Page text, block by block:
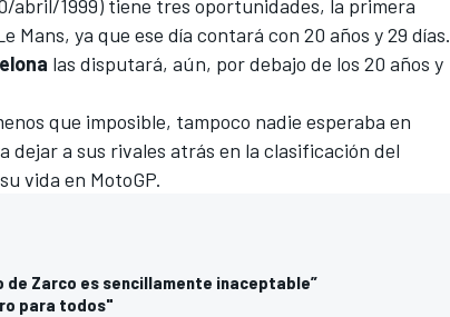
abril/1999) tiene tres oportunidades, la primera
Mans, ya que ese día contará con 20 años y 29 días.
las disputará, aún, por debajo de los 20 años y
que imposible, tampoco nadie esperaba en
dejar a sus rivales atrás en la clasificación del
vida en MotoGP.
de Zarco es sencillamente inaceptable”
para todos"